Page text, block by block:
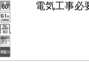
電気工事必